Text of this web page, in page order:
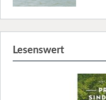
Lesenswert